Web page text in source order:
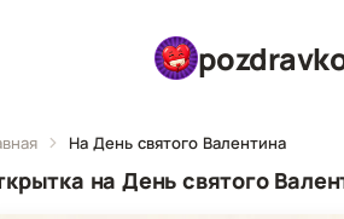
На День святого Валентина
на День святого